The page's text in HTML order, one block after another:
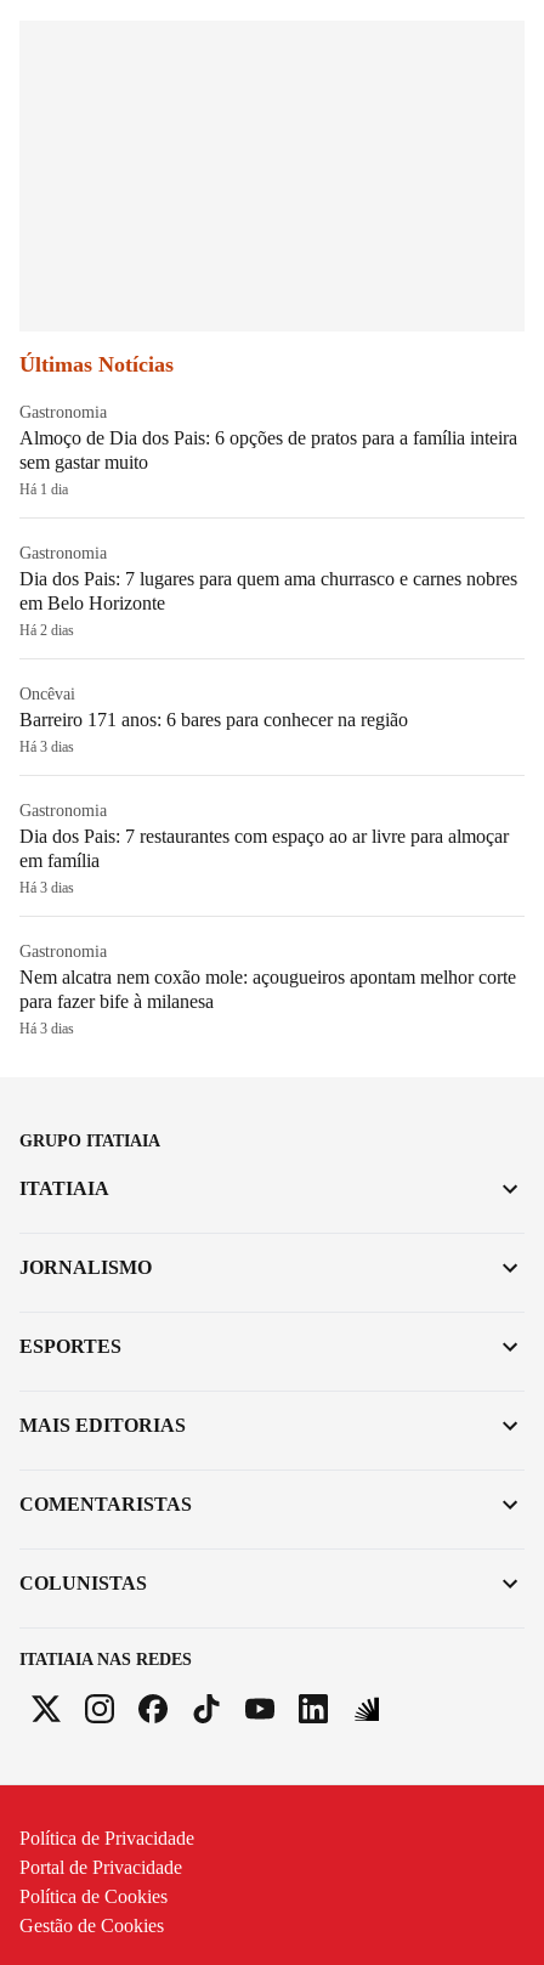
Últimas Notícias
Gastronomia
Almoço de Dia dos Pais: 6 opções de pratos para a família inteira
sem gastar muito
Há 1 dia
Gastronomia
Dia dos Pais: 7 lugares para quem ama churrasco e carnes nobres
em Belo Horizonte
Há 2 dias
Oncêvai
Barreiro 171 anos: 6 bares para conhecer na região
Há 3 dias
Gastronomia
Dia dos Pais: 7 restaurantes com espaço ao ar livre para almoçar
em família
Há 3 dias
Gastronomia
Nem alcatra nem coxão mole: açougueiros apontam melhor corte
para fazer bife à milanesa
Há 3 dias
GRUPO ITATIAIA
ITATIAIA NAS REDES
ITATIAIA
JORNALISMO
ESPORTES
MAIS EDITORIAS
COMENTARISTAS
COLUNISTAS
Política de Privacidade
Portal de Privacidade
Política de Cookies
Gestão de Cookies